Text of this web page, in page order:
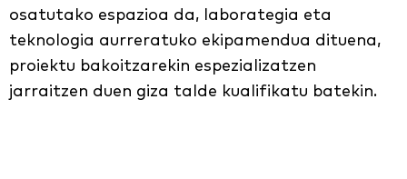
osatutako espazioa da, laborategia eta
teknologia aurreratuko ekipamendua dituena,
proiektu bakoitzarekin espezializatzen
jarraitzen duen giza talde kualifikatu batekin.